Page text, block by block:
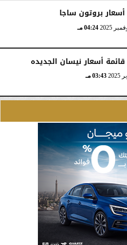
بروتون ساجا
04:24 مـ
أسعار نيسان الجديده
03:43 مـ